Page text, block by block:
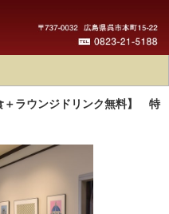
ラウンジドリンク無料】 特